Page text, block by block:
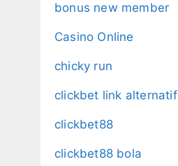
bonus new member
Casino Online
chicky run
clickbet link alternatif
clickbet88
clickbet88 bola